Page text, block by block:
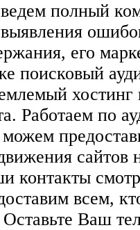
полный
его
поисковый
Работаем по
можем
сайтов
контакты
всем,
Ваш